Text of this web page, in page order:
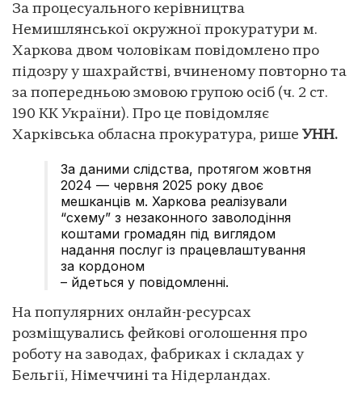
За процесуального керівництва
Немишлянської окружної прокуратури м.
Харкова двом чоловікам повідомлено про
підозру у шахрайстві, вчиненому повторно та
за попередньою змовою групою осіб (ч. 2 ст.
190 КК України). Про це повідомляє
Харківська обласна прокуратура, рише УНН.
За даними слідства, протягом жовтня
2024 — червня 2025 року двоє
мешканців м. Харкова реалізували
“схему” з незаконного заволодіння
коштами громадян під виглядом
надання послуг із працевлаштування
за кордоном
– йдеться у повідомленні.
На популярних онлайн-ресурсах
розміщувались фейкові оголошення про
роботу на заводах, фабриках і складах у
Бельгії, Німеччині та Нідерландах.